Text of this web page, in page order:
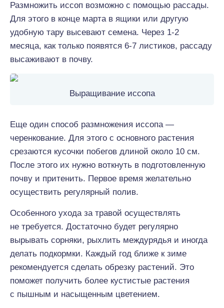
Размножить иссоп возможно с помощью рассады.
Для этого в конце марта в ящики или другую
удобную тару высевают семена. Через 1-2
месяца, как только появятся 6-7 листиков, рассаду
высаживают в почву.
Выращивание иссопа
Еще один способ размножения иссопа —
черенкование. Для этого с основного растения
срезаются кусочки побегов длиной около 10 см.
После этого их нужно воткнуть в подготовленную
почву и притенить. Первое время желательно
осуществить регулярный полив.
Особенного ухода за травой осуществлять
не требуется. Достаточно будет регулярно
вырывать сорняки, рыхлить междурядья и иногда
делать подкормки. Каждый год ближе к зиме
рекомендуется сделать обрезку растений. Это
поможет получить более кустистые растения
с пышным и насыщенным цветением.